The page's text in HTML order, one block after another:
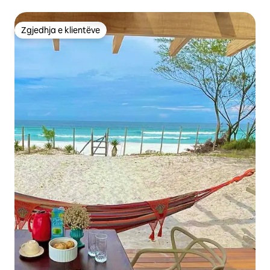
Zgjedhja e klientëve
Zgjedhja e klientëve